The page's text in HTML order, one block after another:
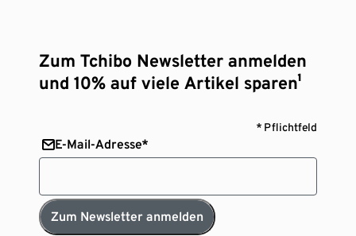
Zum Tchibo Newsletter anmelden
und 10% auf viele Artikel sparen¹
* Pflichtfeld
E-Mail-Adresse*
Zum Newsletter anmelden